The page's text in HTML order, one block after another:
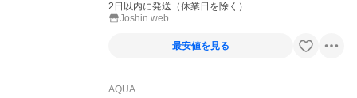
2日以内に発送（休業日を除く）
Joshin web
最安値を見る
AQUA